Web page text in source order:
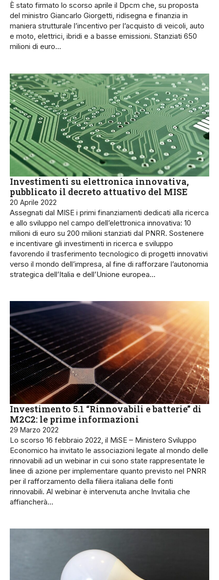
È stato firmato lo scorso aprile il Dpcm che, su proposta
del ministro Giancarlo Giorgetti, ridisegna e finanzia in
maniera strutturale l’incentivo per l’acquisto di veicoli, auto
e moto, elettrici, ibridi e a basse emissioni. Stanziati 650
milioni di euro…
Investimenti su elettronica innovativa,
pubblicato il decreto attuativo del MISE
20 Aprile 2022
Assegnati dal MISE i primi finanziamenti dedicati alla ricerca
e allo sviluppo nel campo dell’elettronica innovativa: 10
milioni di euro su 200 milioni stanziati dal PNRR. Sostenere
e incentivare gli investimenti in ricerca e sviluppo
favorendo il trasferimento tecnologico di progetti innovativi
verso il mondo dell’impresa, al fine di rafforzare l’autonomia
strategica dell’Italia e dell’Unione europea…
Investimento 5.1 “Rinnovabili e batterie” di
M2C2: le prime informazioni
29 Marzo 2022
Lo scorso 16 febbraio 2022, il MiSE – Ministero Sviluppo
Economico ha invitato le associazioni legate al mondo delle
rinnovabili ad un webinar in cui sono state rappresentate le
linee di azione per implementare quanto previsto nel PNRR
per il rafforzamento della filiera italiana delle fonti
rinnovabili. Al webinar è intervenuta anche Invitalia che
affiancherà…